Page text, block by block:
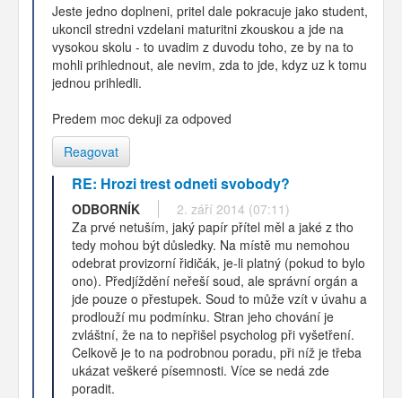
Jeste jedno doplneni, pritel dale pokracuje jako student,
ukoncil stredni vzdelani maturitni zkouskou a jde na
vysokou skolu - to uvadim z duvodu toho, ze by na to
mohli prihlednout, ale nevim, zda to jde, kdyz uz k tomu
jednou prihledli.
Predem moc dekuji za odpoved
Reagovat
RE: Hrozi trest odneti svobody?
ODBORNÍK
2. září 2014 (07:11)
Za prvé netuším, jaký papír přítel měl a jaké z tho
tedy mohou být důsledky. Na místě mu nemohou
odebrat provizorní řidičák, je-li platný (pokud to bylo
ono). Předjíždění neřeší soud, ale správní orgán a
jde pouze o přestupek. Soud to může vzít v úvahu a
prodlouží mu podmínku. Stran jeho chování je
zvláštní, že na to nepřišel psycholog při vyšetření.
Celkově je to na podrobnou poradu, při níž je třeba
ukázat veškeré písemnosti. Více se nedá zde
poradit.